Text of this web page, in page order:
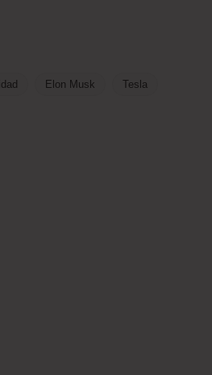
Elon Musk Tesla